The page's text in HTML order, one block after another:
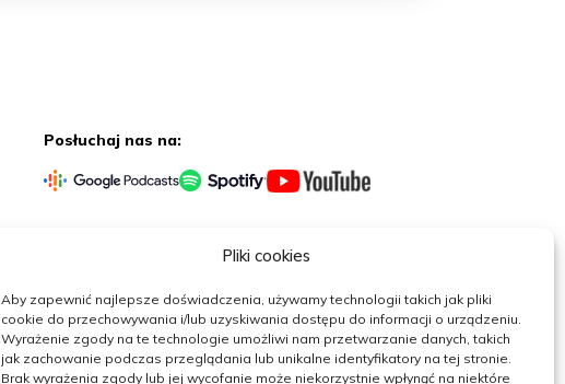
Pliki cookies
Aby zapewnić najlepsze doświadczenia, używamy technologii takich jak pliki
cookie do przechowywania i/lub uzyskiwania dostępu do informacji o urządzeniu.
Wyrażenie zgody na te technologie umożliwi nam przetwarzanie danych, takich
jak zachowanie podczas przeglądania lub unikalne identyfikatory na tej stronie.
Brak wyrażenia zgody lub jej wycofanie może niekorzystnie wpłynąć na niektóre
Posłuchaj nas na: